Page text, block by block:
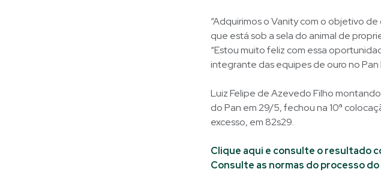
“Adquirimos o Vanity com o objetivo
que está sob a sela do animal de
“Estou muito feliz com essa
integrante das equipes de ouro no
Luiz Felipe de Azevedo Filho
do Pan em 29/5, fechou na 10ª
excesso, em 82s29.
Clique aqui e consulte o resultado
Consulte as normas do processo